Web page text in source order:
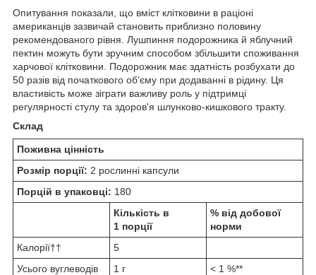
Опитування показали, що вміст клітковини в раціоні
американців зазвичай становить приблизно половину
рекомендованого рівня. Лушпиння подорожника й яблучний
пектин можуть бути зручним способом збільшити споживання
харчової клітковини. Подорожник має здатність розбухати до
50 разів від початкового об’єму при додаванні в рідину. Ця
властивість може зіграти важливу роль у підтримці
регулярності стулу та здоров'я шлунково-кишкового тракту.
Склад
Поживна цінність
Розмір порції: 2 рослинні капсули
Порцій в упаковці: 180
Кількість в
1 порції
% від добової
норми
Калорії††
5
Усього вуглеводів
1 г
< 1 %**